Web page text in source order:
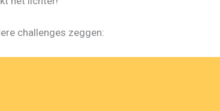
challenges zeggen: